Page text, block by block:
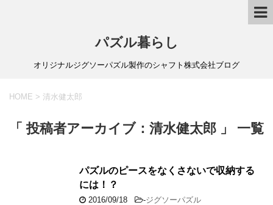
パズル暮らし
オリジナルジグソーパズル製作のシャフト株式会社ブログ
HOME > 清水健太郎
「 投稿者アーカイブ：清水健太郎 」 一覧
パズルのピースをなくさないで収納する
には！？
2016/09/18 -ジグソーパズル